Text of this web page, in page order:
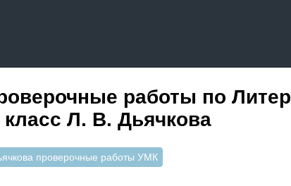
работы по
класс Л. В. Дьячкова
проверочные работы УМК